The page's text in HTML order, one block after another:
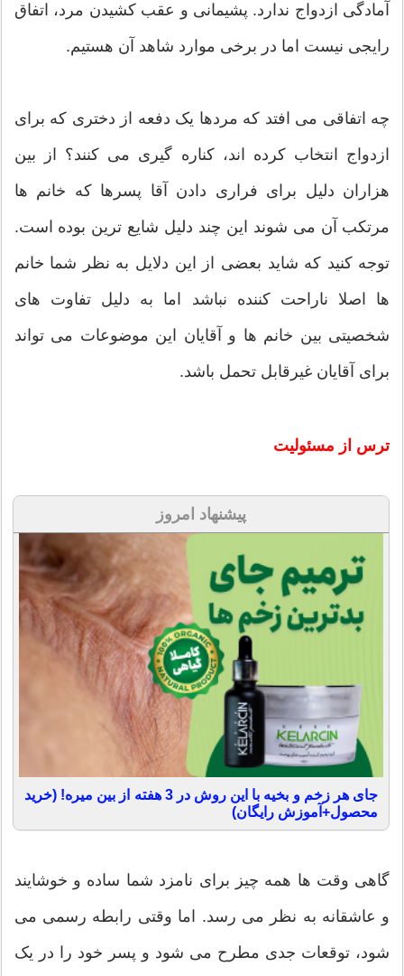
آمادگی ازدواج ندارد. پشیمانی و عقب کشیدن مرد، اتفاق
رایجی نیست اما در برخی موارد شاهد آن هستیم.
چه اتفاقی می افتد که مردها یک دفعه از دختری که برای
ازدواج انتخاب کرده اند، کناره گیری می کنند؟ از بین
هزاران دلیل برای فراری دادن آقا پسرها که خانم ها
مرتکب آن می شوند این چند دلیل شایع ترین بوده است.
توجه کنید که شاید بعضی از این دلایل به نظر شما خانم
ها اصلا ناراحت کننده نباشد اما به دلیل تفاوت های
شخصیتی بین خانم ها و آقایان این موضوعات می تواند
برای آقایان غیرقابل تحمل باشد.
ترس از مسئولیت
پیشنهاد امروز
جای هر زخم و بخیه با این روش در 3 هفته از بین میره! (خرید
محصول+آموزش رایگان)
گاهی وقت ها همه چیز برای نامزد شما ساده و خوشایند
و عاشقانه به نظر می رسد. اما وقتی رابطه رسمی می
شود، توقعات جدی مطرح می شود و پسر خود را در یک